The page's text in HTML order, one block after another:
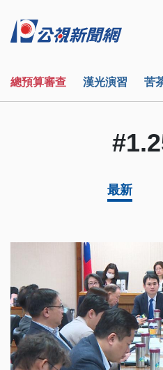
總預算審查 漢光演習 苦
最新